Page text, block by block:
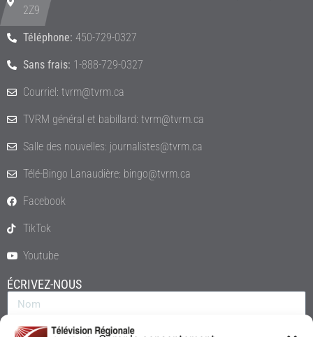
2Z9
Téléphone: 450-729-0327
Sans frais: 1-888-729-0327
Courriel: tvrm@tvrm.ca
TVRM général et babillard: tvrm@tvrm.ca
Salle des nouvelles: journalistes@tvrm.ca
Télé-Bingo Lanaudière: bingo@tvrm.ca
Facebook
TikTok
Youtube
ÉCRIVEZ-NOUS